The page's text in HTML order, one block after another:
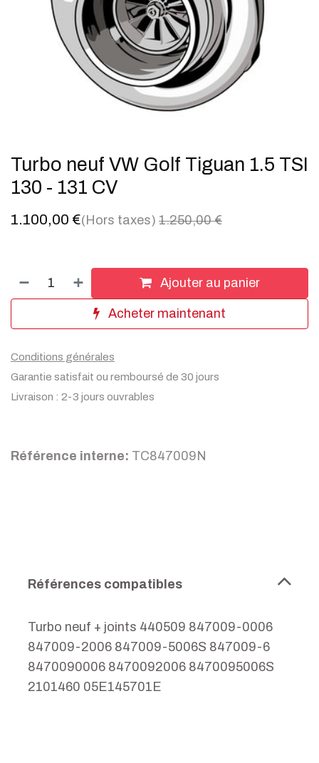
Turbo neuf VW Golf Tiguan 1.5 TSI
130 - 131 CV
1.100,00 €(Hors taxes) 1.250,00€
Ajouter au panier
Acheter maintenant
Conditions générales
Garantie satisfait ou remboursé de 30 jours
Livraison : 2-3 jours ouvrables
Référence interne: TC847009N
Références compatibles
Turbo neuf + joints 440509 847009-0006
847009-2006 847009-5006S 847009-6
8470090006 8470092006 8470095006S
2101460 05E145701E